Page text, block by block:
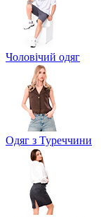
Чоловічий одяг
Одяг з Туреччини